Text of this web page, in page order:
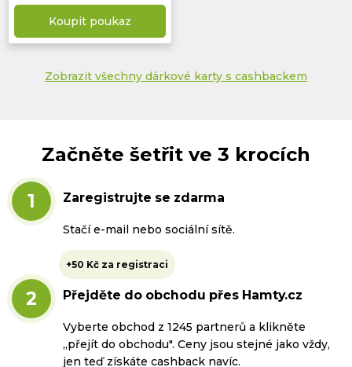
Koupit poukaz
Zobrazit všechny dárkové karty s cashbackem
Začněte šetřit ve 3 krocích
1 Zaregistrujte se zdarma
Stačí e-mail nebo sociální sítě.
+50 Kč za registraci
2 Přejděte do obchodu přes Hamty.cz
Vyberte obchod z 1245 partnerů a klikněte
„přejít do obchodu". Ceny jsou stejné jako vždy,
jen teď získáte cashback navíc.